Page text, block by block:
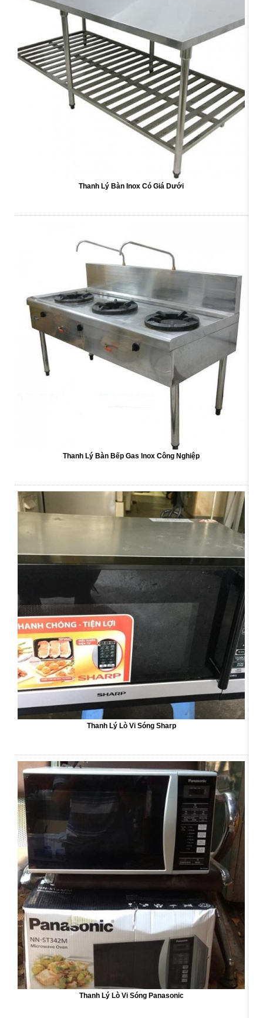
Thanh Lý Bàn Inox Có Giá Dưới
Thanh Lý Bàn Bếp Gas Inox Công Nghiệp
Thanh Lý Lò Vi Sóng Sharp
Thanh Lý Lò Vi Sóng Panasonic